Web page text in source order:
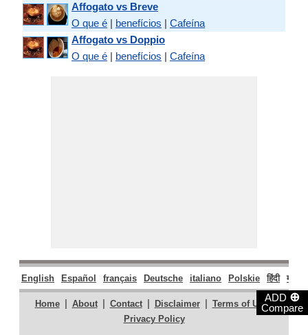
ADD ⊕
Compare
Affogato vs Breve
O que é | benefícios | Cafeína
Affogato vs Doppio
O que é | benefícios | Cafeína
English Español français Deutsche italiano Polskie हिंदी मराठी
Home | About | Contact | Disclaimer | Terms of Use |
Privacy Policy